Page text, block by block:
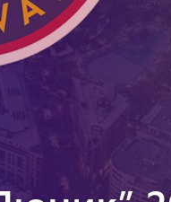
2012-2